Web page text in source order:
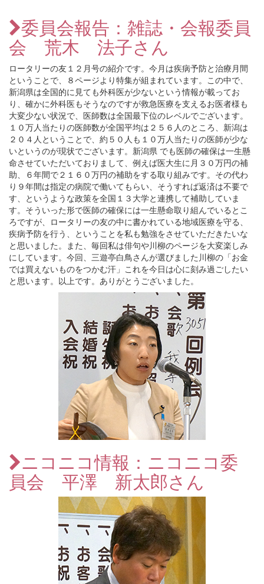
委員会報告：雑誌・会報委員
会 荒木 法子さん
ロータリーの友１２月号の紹介です。今月は疾病予防と治療月間
ということで、８ページより特集が組まれています。この中で、
新潟県は全国的に見ても外科医が少ないという情報が載ってお
り、確かに外科医もそうなのですが救急医療を支えるお医者様も
大変少ない状況で、医師数は全国最下位のレベルでございます。
１０万人当たりの医師数が全国平均は２５６人のところ、新潟は
２０４人ということで、約５０人も１０万人当たりの医師が少な
いというのが現状でございます。新潟県 でも医師の確保は一生懸
命させていただいておりまして、例えば医大生に月３０万円の補
助、６年間で２１６０万円の補助をする取り組みです。その代わ
り９年間は指定の病院で働いてもらい、そうすれば返済は不要で
す、というような政策を全国１３大学と連携して補助していま
す。そういった形で医師の確保には一生懸命取り組んでいるとこ
ろですが、ロータリーの友の中に書かれている地域医療を守る、
疾病予防を行う、ということを私も勉強をさせていただきたいな
と思いました。また、毎回私は俳句や川柳のページを大変楽しみ
にしています。今回、三遊亭白鳥さんが選びました川柳の「お金
では買えないものをつかむ汗」これを今日は心に刻み過ごしたい
と思います。以上です。ありがとうございました。
ニコニコ情報：ニコニコ委
員会 平澤 新太郎さん